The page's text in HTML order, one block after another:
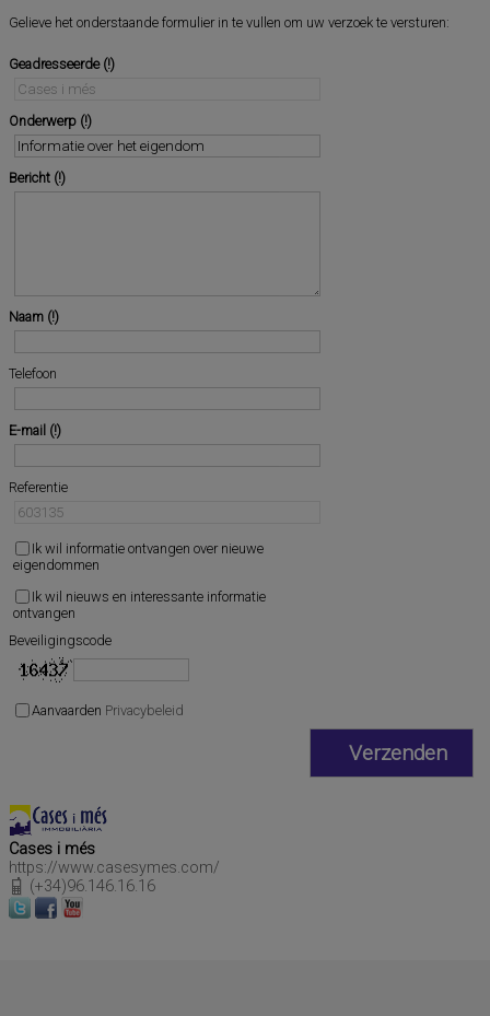
Gelieve het onderstaande formulier in te vullen om uw verzoek te versturen:
Geadresseerde
Onderwerp
Bericht
Naam
Telefoon
E-mail
Referentie
Ik wil informatie ontvangen over nieuwe
eigendommen
Ik wil nieuws en interessante informatie
ontvangen
Beveiligingscode
Aanvaarden Privacybeleid
Cases i més
https://www.casesymes.com/
(+34)96.146.16.16